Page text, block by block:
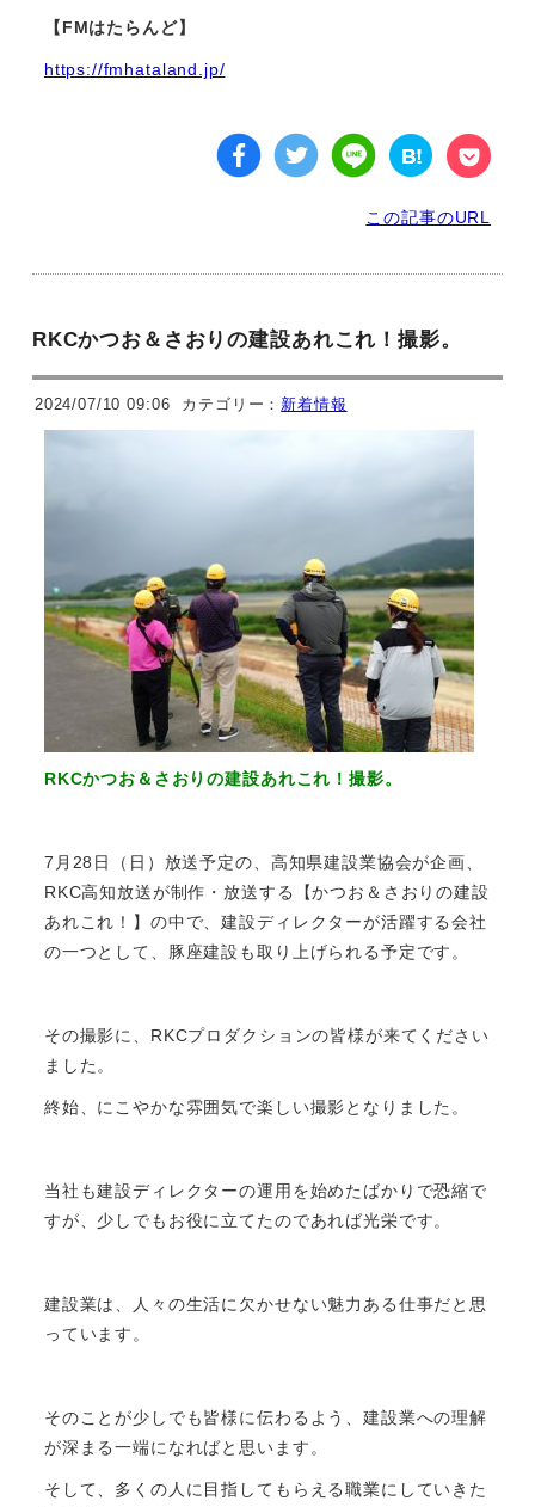
【FMはたらんど】
https://fmhataland.jp/
この記事のURL
RKCかつお＆さおりの建設あれこれ！撮影。
2024/07/10 09:06 カテゴリー： 新着情報
RKCかつお＆さおりの建設あれこれ！撮影。
7月28日（日）放送予定の、高知県建設業協会が企画、
RKC高知放送が制作・放送する【かつお＆さおりの建設
あれこれ！】の中で、建設ディレクターが活躍する会社
の一つとして、豚座建設も取り上げられる予定です。
その撮影に、RKCプロダクションの皆様が来てください
ました。
終始、にこやかな雰囲気で楽しい撮影となりました。
当社も建設ディレクターの運用を始めたばかりで恐縮で
すが、少しでもお役に立てたのであれば光栄です。
建設業は、人々の生活に欠かせない魅力ある仕事だと思
っています。
そのことが少しでも皆様に伝わるよう、建設業への理解
が深まる一端になればと思います。
そして、多くの人に目指してもらえる職業にしていきた